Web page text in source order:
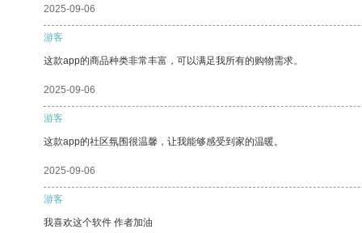
2025-09-06
游客
这款app的商品种类非常丰富，可以满足我所有的购物需求。
2025-09-06
游客
这款app的社区氛围很温馨，让我能够感受到家的温暖。
2025-09-06
游客
我喜欢这个软件 作者加油